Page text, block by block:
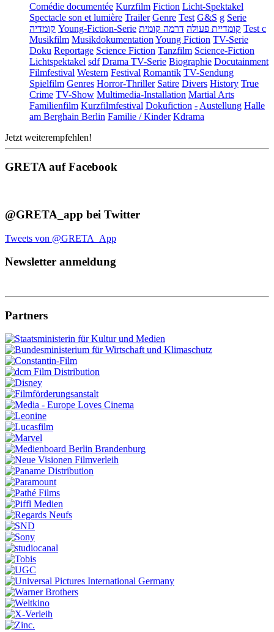
Comédie documentée Kurzfilm Fiction Licht-Spektakel
Spectacle son et lumière Trailer Genre Test G&S g Serie
קומדיה Young-Fiction-Serie קומדיית פעולה דרמה קומית
Test c
Musikfilm Musikdokumentation Young Fiction TV-Serie
Doku Reportage Science Fiction Tanzfilm Science-Fiction
Lichtspektakel sdf Drama TV-Serie Biographie Docutainment
Filmfestival Western Festival Romantik TV-Sendung
Spielfilm Genres Horror-Thriller Satire Divers History True
Crime TV-Show Multimedia-Installation Martial Arts
Familienfilm Kurzfilmfestival Dokufiction - Austellung Halle
am Berghain Berlin Familie / Kinder Kdrama
Jetzt weiterempfehlen!
GRETA auf Facebook
@GRETA_app bei Twitter
Tweets von @GRETA_App
Newsletter anmeldung
Partners